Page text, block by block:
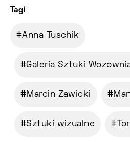
Tagi
Anna Tuschik
Galeria Sztuki
Marcin Zawicki
Sztuki wizualne